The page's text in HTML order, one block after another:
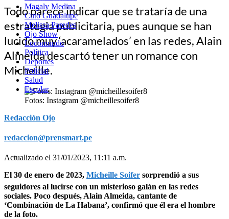
Magaly Medina
Cuto Guadalupe
Melissa Paredes
Ojo Show
Locomundo
Política
Deportes
Policial
Salud
Escolar
Todo parece indicar que se trataría de una
estrategia publicitaria, pues aunque se han
lucido muy ‘acaramelados’ en las redes, Alain
Almeida descartó tener un romance con
Micheille.
Fotos: Instagram @micheillesoifer8
Redacción Ojo
redaccion@prensmart.pe
Actualizado el 31/01/2023, 11:11 a.m.
El 30 de enero de 2023, Micheille Soifer sorprendió a sus
seguidores al lucirse con un misterioso galán en las redes
sociales. Poco después, Alain Almeida, cantante de
‘Combinación de La Habana’, confirmó que él era el hombre
de la foto.